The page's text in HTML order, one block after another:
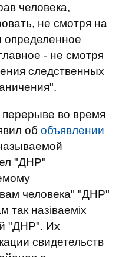
человека,
не смотря на
определенное
- не смотря
следственных
во время
об объявлении
"ДНР"
человека" "ДНР"
так назіваеміх
"ДНР". Их
свидетельств